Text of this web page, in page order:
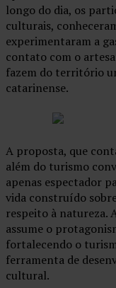
longo do dia, os
culturais,
experimentaram a
contato com o
fazem do território
catarinense.
A proposta, que
além do turismo
apenas espectador
vida construído
respeito à natureza.
assume o
fortalecendo o
ferramenta de
cultural.